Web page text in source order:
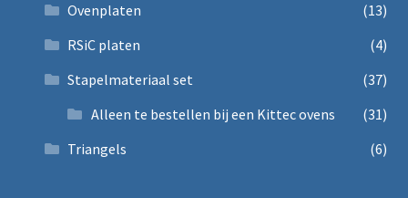
Ovenplaten
(13)
RSiC platen
(4)
Stapelmateriaal set
(37)
Alleen te bestellen bij een Kittec ovens
(31)
Triangels
(6)